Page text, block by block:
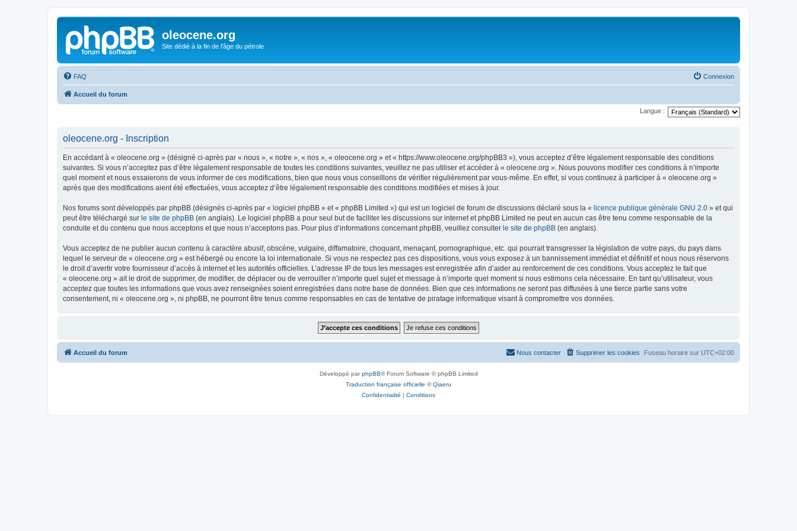
oleocene.org
Site dédié à la fin de l'âge du pétrole
FAQ Connexion
Accueil du forum
Langue :
oleocene.org - Inscription
En accédant à « oleocene.org » (désigné ci-après par « nous », « notre », « nos », « oleocene.org » et « https://www.oleocene.org/phpBB3 »), vous acceptez d’être légalement responsable des conditions
suivantes. Si vous n’acceptez pas d’être légalement responsable de toutes les conditions suivantes, veuillez ne pas utiliser et accéder à « oleocene.org ». Nous pouvons modifier ces conditions à n’importe
quel moment et nous essaierons de vous informer de ces modifications, bien que nous vous conseillons de vérifier régulièrement par vous-même. En effet, si vous continuez à participer à « oleocene.org »
après que des modifications aient été effectuées, vous acceptez d’être légalement responsable des conditions modifiées et mises à jour.
Nos forums sont développés par phpBB (désignés ci-après par « logiciel phpBB » et « phpBB Limited ») qui est un logiciel de forum de discussions déclaré sous la « licence publique générale GNU 2.0 » et qui
peut être téléchargé sur le site de phpBB (en anglais). Le logiciel phpBB a pour seul but de faciliter les discussions sur internet et phpBB Limited ne peut en aucun cas être tenu comme responsable de la
conduite et du contenu que nous acceptons et que nous n’acceptons pas. Pour plus d’informations concernant phpBB, veuillez consulter le site de phpBB (en anglais).
Vous acceptez de ne publier aucun contenu à caractère abusif, obscène, vulgaire, diffamatoire, choquant, menaçant, pornographique, etc. qui pourrait transgresser la législation de votre pays, du pays dans
lequel le serveur de « oleocene.org » est hébergé ou encore la loi internationale. Si vous ne respectez pas ces dispositions, vous vous exposez à un bannissement immédiat et définitif et nous nous réservons
le droit d’avertir votre fournisseur d’accès à internet et les autorités officielles. L’adresse IP de tous les messages est enregistrée afin d’aider au renforcement de ces conditions. Vous acceptez le fait que
« oleocene.org » ait le droit de supprimer, de modifier, de déplacer ou de verrouiller n’importe quel sujet et message à n’importe quel moment si nous estimons cela nécessaire. En tant qu’utilisateur, vous
acceptez que toutes les informations que vous avez renseignées soient enregistrées dans notre base de données. Bien que ces informations ne seront pas diffusées à une tierce partie sans votre
consentement, ni « oleocene.org », ni phpBB, ne pourront être tenus comme responsables en cas de tentative de piratage informatique visant à compromettre vos données.
Accueil du forum Fuseau horaire sur UTC+02:00
Supprimer les cookies
Nous contacter
Développé parphpBB® Forum Software © phpBB Limited
Traduction française officielle ©Qiaeru
Confidentialité | Conditions